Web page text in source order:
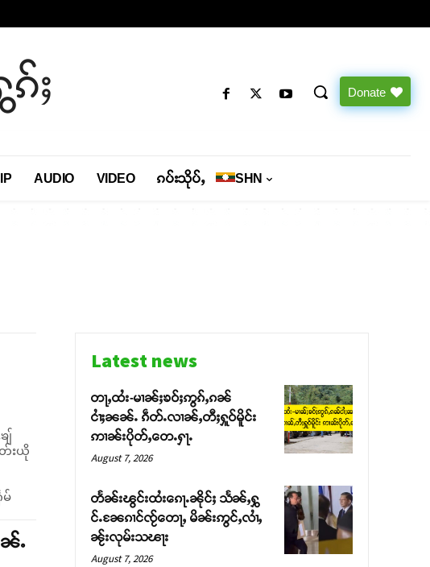
ႈ Donate
AUDIO VIDEO ၵပ်းသိုပ်ႇ SHN
ျ်
တ်းယို
မ်
ၼ်ႉ
Latest news
တႃႇထႆး-မၢၼ်ႈၶဝ်ႈဢွၵ်ႇၵၼ်
ငၢႆႈၼၼ်ႉ ၵဵတ်ႉလၢၼ်ႇတီႈႁူဝ်မိူင်း
ဢၢၼ်းပိုတ်ႇတေႉႁႃႉ
August 7, 2026
တႅၼ်းၽွင်းထႆးၵေႃႉၼိုင်ႈ သႅၼ်ႇႁွ
င်ႉၼႄၵၢင်ၸႂ်တေႃႇ မိၼ်းဢွင်ႇလၢႆႇ
ၼႂ်းလုမ်းသၽႃး
August 7, 2026